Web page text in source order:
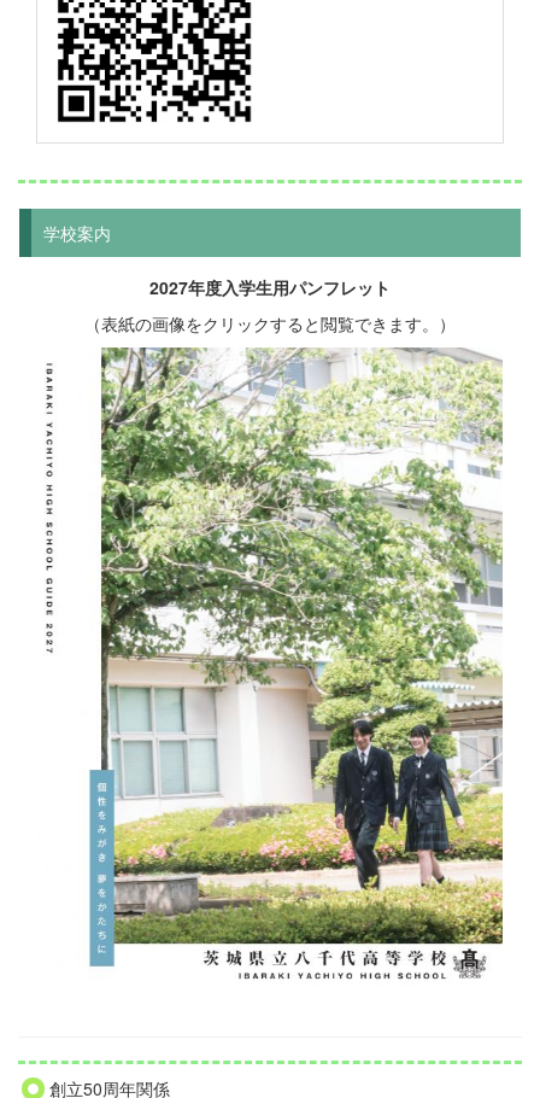
学校案内
2027年度入学生用パンフレット
（表紙の画像をクリックすると閲覧できます。）
創立50周年関係